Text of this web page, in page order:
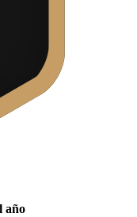
año